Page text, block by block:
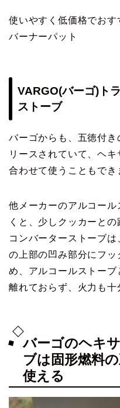
使いやすく低価格でお
バーナーパット
VARGO(バーゴ)ト
ストーブ
バーゴからも、五徳付き
リースされていて、ヘ
合わせて使うこともでき
他メーカーのアルコー
くと、少しクッカーと
コンバーターストーブ
の上部の凹み部分にフ
め、アルコールストー
離れておらず、火力も十
バーゴのヘキ
ブは固形燃料
使える